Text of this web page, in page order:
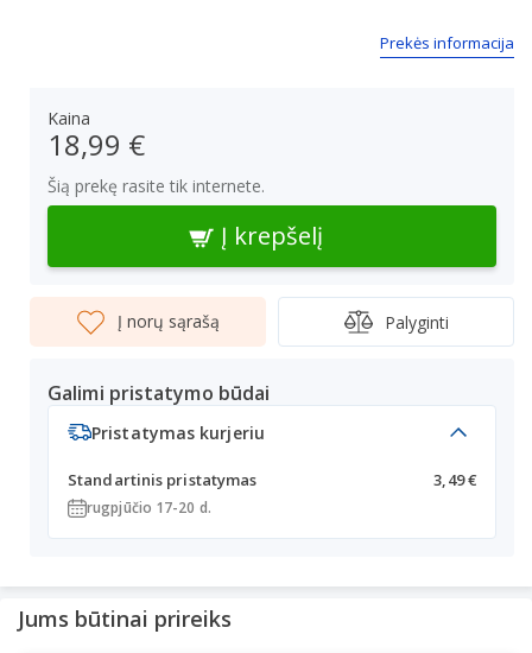
Prekės informacija
Kaina
18,99 €
Šią prekę rasite tik internete.
Į krepšelį
Į norų sąrašą Palyginti
Galimi pristatymo būdai
Pristatymas kurjeriu
Standartinis pristatymas 3,49 €
rugpjūčio 17-20 d.
Jums būtinai prireiks